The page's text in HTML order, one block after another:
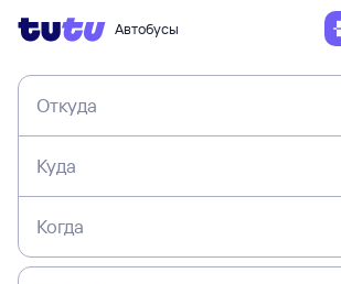
Автобусы
Откуда
Куда
Когда